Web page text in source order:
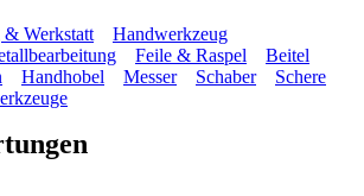
& Werkstatt
Handwerkzeug
Feile & Raspel
Beitel
Handhobel Messer Schaber
Schere